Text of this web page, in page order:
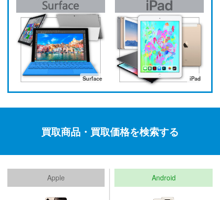
Surface iPad
買取商品・買取価格を検索する
Apple Android